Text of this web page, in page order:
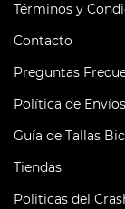
Términos y
Contacto
Preguntas
Política de Envíos
Guía de Tallas
Tiendas
Politicas del